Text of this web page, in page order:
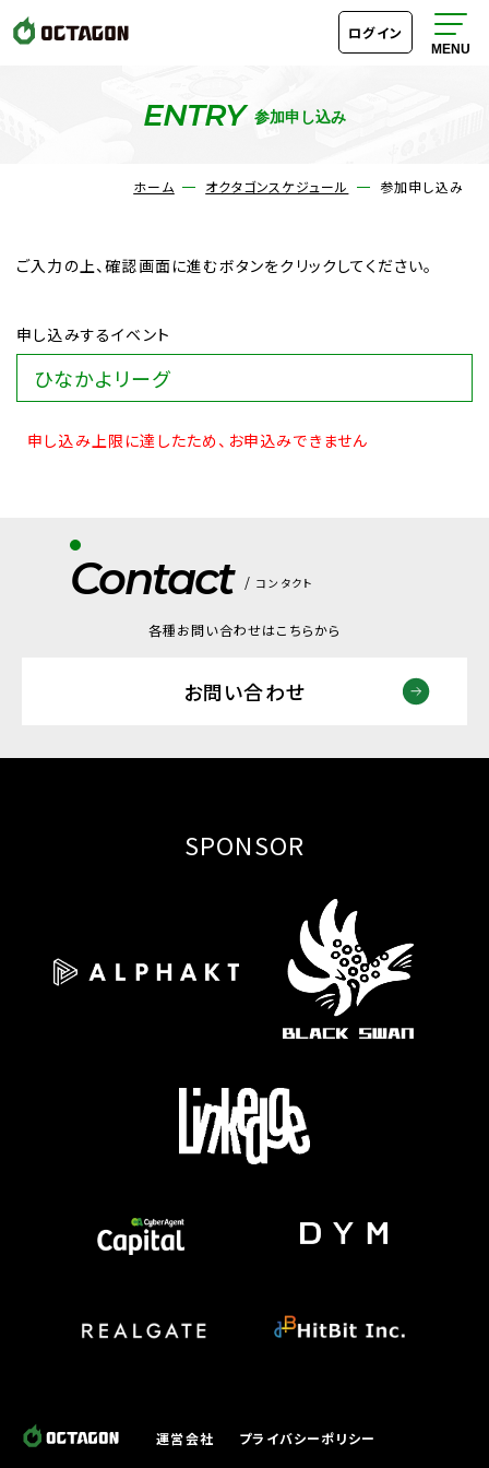
オクタゴンスケジュール
料金・システム
成績表・段位ランキング
ログイン
ENTRY 参加申し込み
ホーム オクタゴンスケジュール 参加申し込み
ご入力の上、確認画面に進むボタンをクリックしてください。
申し込みするイベント
ひなかよリーグ
申し込み上限に達したため、お申込みできません
Contact コンタクト
各種お問い合わせはこちらから
お問い合わせ
SPONSOR
運営会社 プライバシーポリシー